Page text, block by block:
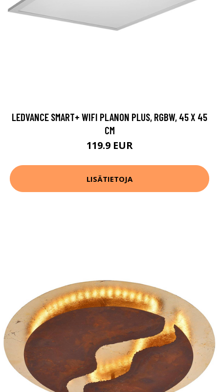
LEDVANCE SMART+ WIFI PLANON PLUS, RGBW, 45 X 45
CM
119.9 EUR
LISÄTIETOJA